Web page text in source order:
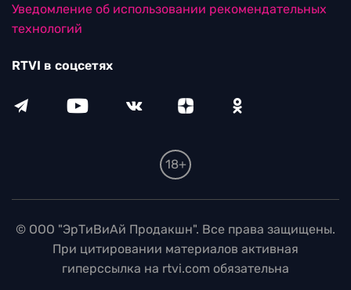
Уведомление об использовании рекомендательных
технологий
RTVI в соцсетях
18+
© ООО "ЭрТиВиАй Продакшн". Все права защищены.
При цитировании материалов активная
гиперссылка на rtvi.com обязательна